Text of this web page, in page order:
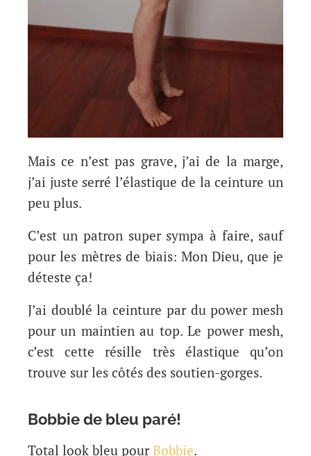
Mais ce n’est pas grave, j’ai de la marge,
j’ai juste serré l’élastique de la ceinture un
peu plus.
C’est un patron super sympa à faire, sauf
pour les mètres de biais: Mon Dieu, que je
déteste ça!
J’ai doublé la ceinture par du power mesh
pour un maintien au top. Le power mesh,
c’est cette résille très élastique qu’on
trouve sur les côtés des soutien-gorges.
Bobbie de bleu paré!
Total look bleu pourBobbie.